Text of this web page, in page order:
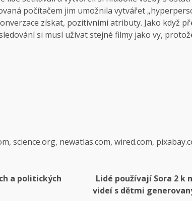
počítačem jim umožnila vytvářet
získat, pozitivními atributy. Jako když
si musí užívat stejné filmy jako vy,
science.org, newatlas.com, wired.com,
a politických
Lidé používají Sora 2 k
videí s dětmi